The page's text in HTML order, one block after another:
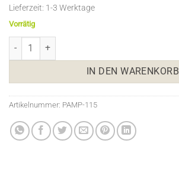
Lieferzeit: 1-3 Werktage
Vorrätig
Pamper Party Foto Requisiten Menge
IN DEN WARENKORB
Artikelnummer: PAMP-115